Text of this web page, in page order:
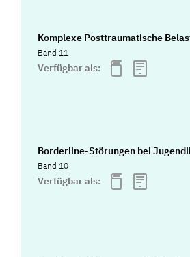
Komplexe Posttraumatische
Band 11
Verfügbar als:
Borderline-Störungen bei
Band 10
Verfügbar als: